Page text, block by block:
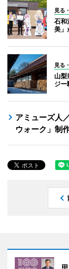
見る
石和
美」
見る
山梨
ジー
アミューズ人
ウォーク」制